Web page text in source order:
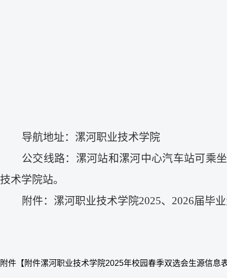
导航地址：漯河职业技术学院
公交线路：漯河站和漯河中心汽车站可乘
技术学院站。
附件： 漯河职业技术学院2025、 2026届毕
附件【 附件漯河职业技术学院2025年校园春季双选会生源信息